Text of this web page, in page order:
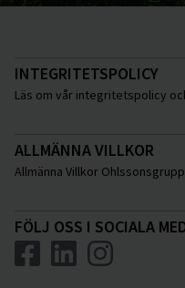
INTEGRITETSPOLICY
Läs om vår integritetspolicy
ALLMÄNNA VILLKOR
Allmänna Villkor
FÖLJ OSS I SOCIALA